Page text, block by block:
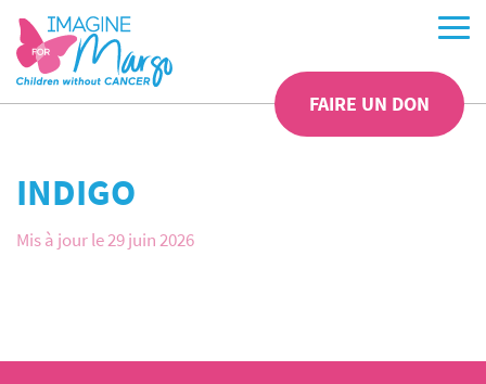
FAIRE UN DON
INDIGO
Mis à jour le 29 juin 2026